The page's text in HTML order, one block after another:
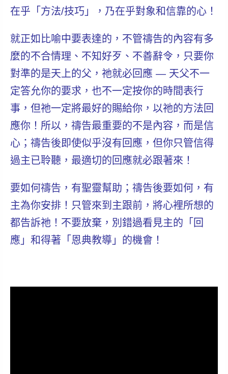
在乎「方法/技巧」，乃在乎對象和信靠的心 ！
就正如比喻中要表達的，不管禱告的內容有多
麼的不合情理、不知好歹、不善辭令，只要你
對準的是天上的父 ，祂就必回應 — 天父不一
定答允你的要求，也不一定按你的時間表行
事，但祂一定將最好的賜給你，以祂的方法回
應你！ 所以，禱告最重要的不是內容，而是信
心；禱告後即使似乎沒有回應，但你只管信得
過主已聆聽，最適切的回應就必跟著來！
要如何禱告，有聖靈幫助；禱告後要如何，有
主為你安排！ 只管來到主跟前，將心裡所想的
都告訴祂！不要放棄，別錯過看見主的「回
應」和得著「恩典教導」的機會！